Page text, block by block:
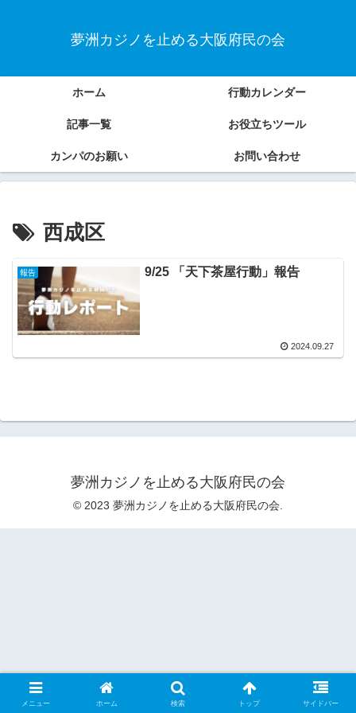
夢洲カジノを止める大阪府民の会
ホーム 行動カレンダー
記事一覧 お役立ちツール
カンパのお願い お問い合わせ
西成区
報告 9/25 「天下茶屋行動」報告
2024.09.27
夢洲カジノを止める大阪府民の会
© 2023 夢洲カジノを止める大阪府民の会.
メニュー ホーム 検索 トップ サイドバー